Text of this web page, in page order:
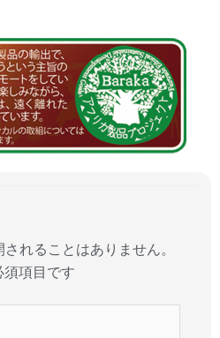
れることはありません。
項目です